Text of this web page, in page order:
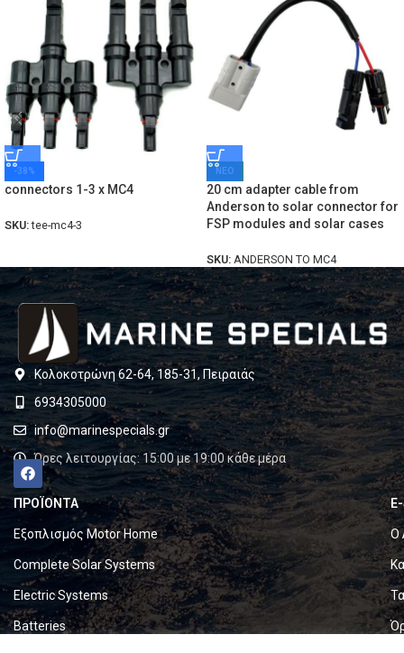
-38%
connectors 1-3 x MC4
SKU:tee-mc4-3
ΝΕΟ
20 cm adapter cable from
Anderson to solar connector for
FSP modules and solar cases
SKU: ANDERSON TO MC4
Κολοκοτρώνη 62-64, 185-31, Πειραιάς
6934305000
info@marinespecials.gr
Ώρες λειτουργίας: 15:00 με 19:00 κάθε μέρα
ΠΡΟΪΟΝΤΑ
Εξοπλισμός Motor Home
Complete Solar Systems
Electric Systems
Batteries
Ο